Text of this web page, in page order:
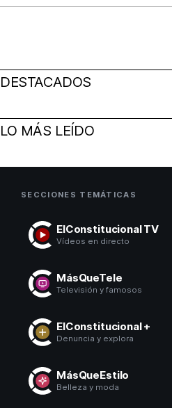
DESTACADOS
LO MÁS LEÍDO
SECCIONES TEMÁTICAS
ElConstitucional TV
Vídeos en directo
MásQueTele
Televisión y famosos
ElConstitucional +
Denuncia y explora
MásQueEstilo
Belleza y moda